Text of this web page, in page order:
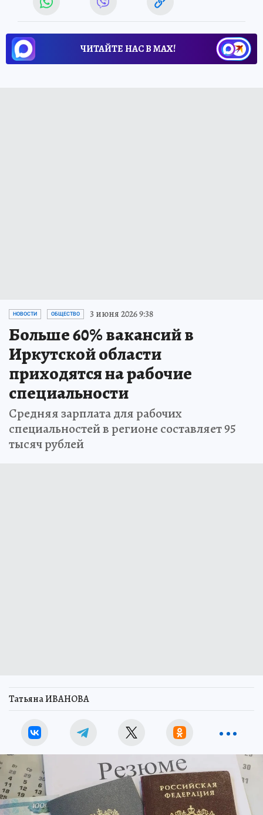
ЧИТАЙТЕ НАС В МАХ!
НОВОСТИ ОБЩЕСТВО 3 июня 2026 9:38
Больше 60% вакансий в
Иркутской области
приходятся на рабочие
специальности
Средняя зарплата для рабочих
специальностей в регионе составляет 95
тысяч рублей
Татьяна ИВАНОВА